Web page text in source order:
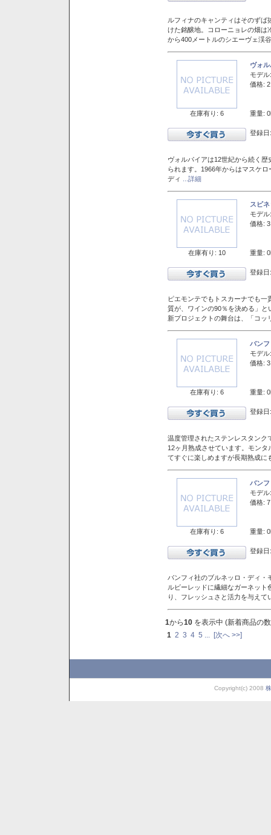
ルフィナのキャンティはそのず
けた銘醸地。コローニョレの畑は
から400メートルのシエーヴェ渓
在庫有り: 6
ヴォ
モデル:
価格:
重量:
登録
ヴォルパイアは12世紀から続く
られます。1966年からはマスケ
ディ
...詳細
在庫有り: 10
スピ
モデル:
価格:
重量:
登録
ピエモンテでもトスカーナでも
質が、ワインの90％を決める」
新プロジェクトの舞台は、「コ
在庫有り: 6
バン
モデル:
価格:
重量:
登録
温度管理されたステンレスタンク
12ヶ月熟成させています。モン
てすぐに楽しめますが長期熟成に
在庫有り: 6
バン
モデル:
価格:
重量:
登録
バンフィ社のブルネッロ・ディ
ルビーレッドに繊細なガーネッ
り、フレッシュさと活力を与え
1から10 を表示中 (新着商品の
1 2 3 4 5 [次へ >>]
Copyright(c) 2008